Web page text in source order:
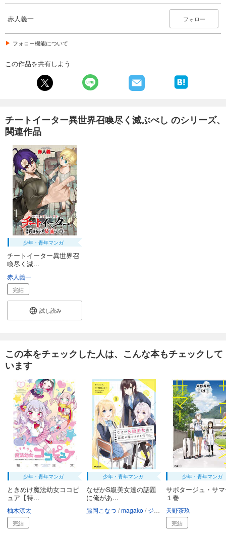
赤人義一 フォロー
フォロー機能について
この作品を共有しよう
チートイーター異世界召喚尽く滅ぶべし のシリーズ、
関連作品
少年・青年マンガ
チートイーター異世界召
喚尽く滅...
赤人義一
完結
試し読み
この本をチェックした人は、こんな本もチェックして
います
少年・青年マンガ
ときめけ魔法幼女ココピ
ュア【特...
柚木涼太
完結
少年・青年マンガ
なぜかS級美女達の話題
に俺があ...
脇岡こなつ magako ジョN
少年・青年マンガ
サボタージュ・サ
１巻
天野茶玖
完結